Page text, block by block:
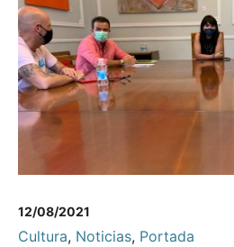
12/08/2021
Cultura, Noticias, Portada